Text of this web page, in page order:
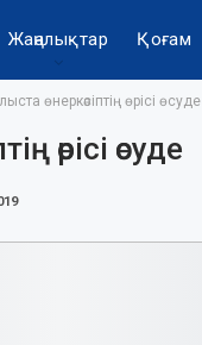
Жаңалықтар Қоғам
өнеркәсіптің өрісі өсуде
өрісі өсуде